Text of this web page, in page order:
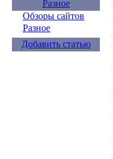
Разное
Обзоры сайтов
Разное
Добавить статью